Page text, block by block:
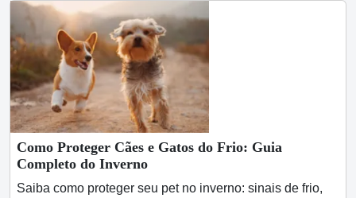
Como Proteger Cães e Gatos do Frio: Guia
Completo do Inverno
Saiba como proteger seu pet no inverno: sinais de frio,